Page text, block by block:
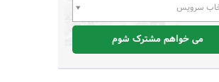
سرویس
می خواهم مشترک شوم